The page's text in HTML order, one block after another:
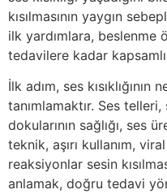
kısılmasının yaygın
ilk yardımlara, beslenme
tedavilere kadar
İlk adım, ses
tanımlamaktır. Ses
dokularının sağlığı, ses
teknik, aşırı kullanım,
reaksiyonlar sesin
anlamak, doğru tedavi